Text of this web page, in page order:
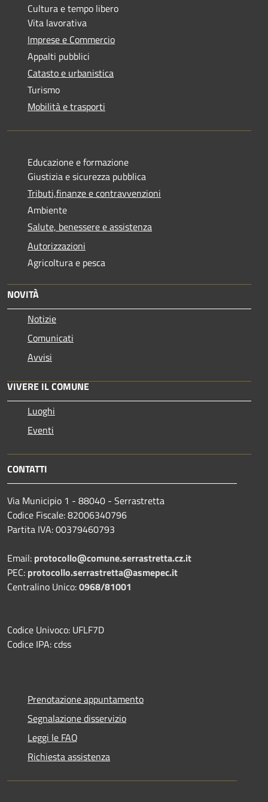
Cultura e tempo libero
Vita lavorativa
Imprese e Commercio
Appalti pubblici
Catasto e urbanistica
Turismo
Mobilità e trasporti
Educazione e formazione
Giustizia e sicurezza pubblica
Tributi,finanze e contravvenzioni
Ambiente
Salute, benessere e assistenza
Autorizzazioni
Agricoltura e pesca
NOVITÀ
Notizie
Comunicati
Avvisi
VIVERE IL COMUNE
Luoghi
Eventi
CONTATTI
Via Municipio 1 - 88040 - Serrastretta
Codice Fiscale: 82006340796
Partita IVA: 00379460793
Email: protocollo@comune.serrastretta.cz.it
PEC: protocollo.serrastretta@asmepec.it
Centralino Unico:0968/81001
Codice Univoco: UFLF7D
Codice IPA: cdss
Prenotazione appuntamento
Segnalazione disservizio
Leggi le FAQ
Richiesta assistenza